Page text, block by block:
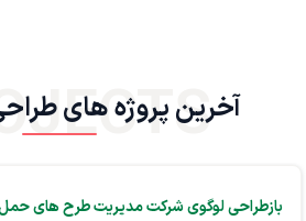
آخرین پروژه های
بازطراحی لوگوی شرکت مدیریت طرح های